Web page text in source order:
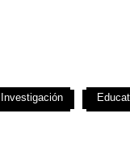
Investigación